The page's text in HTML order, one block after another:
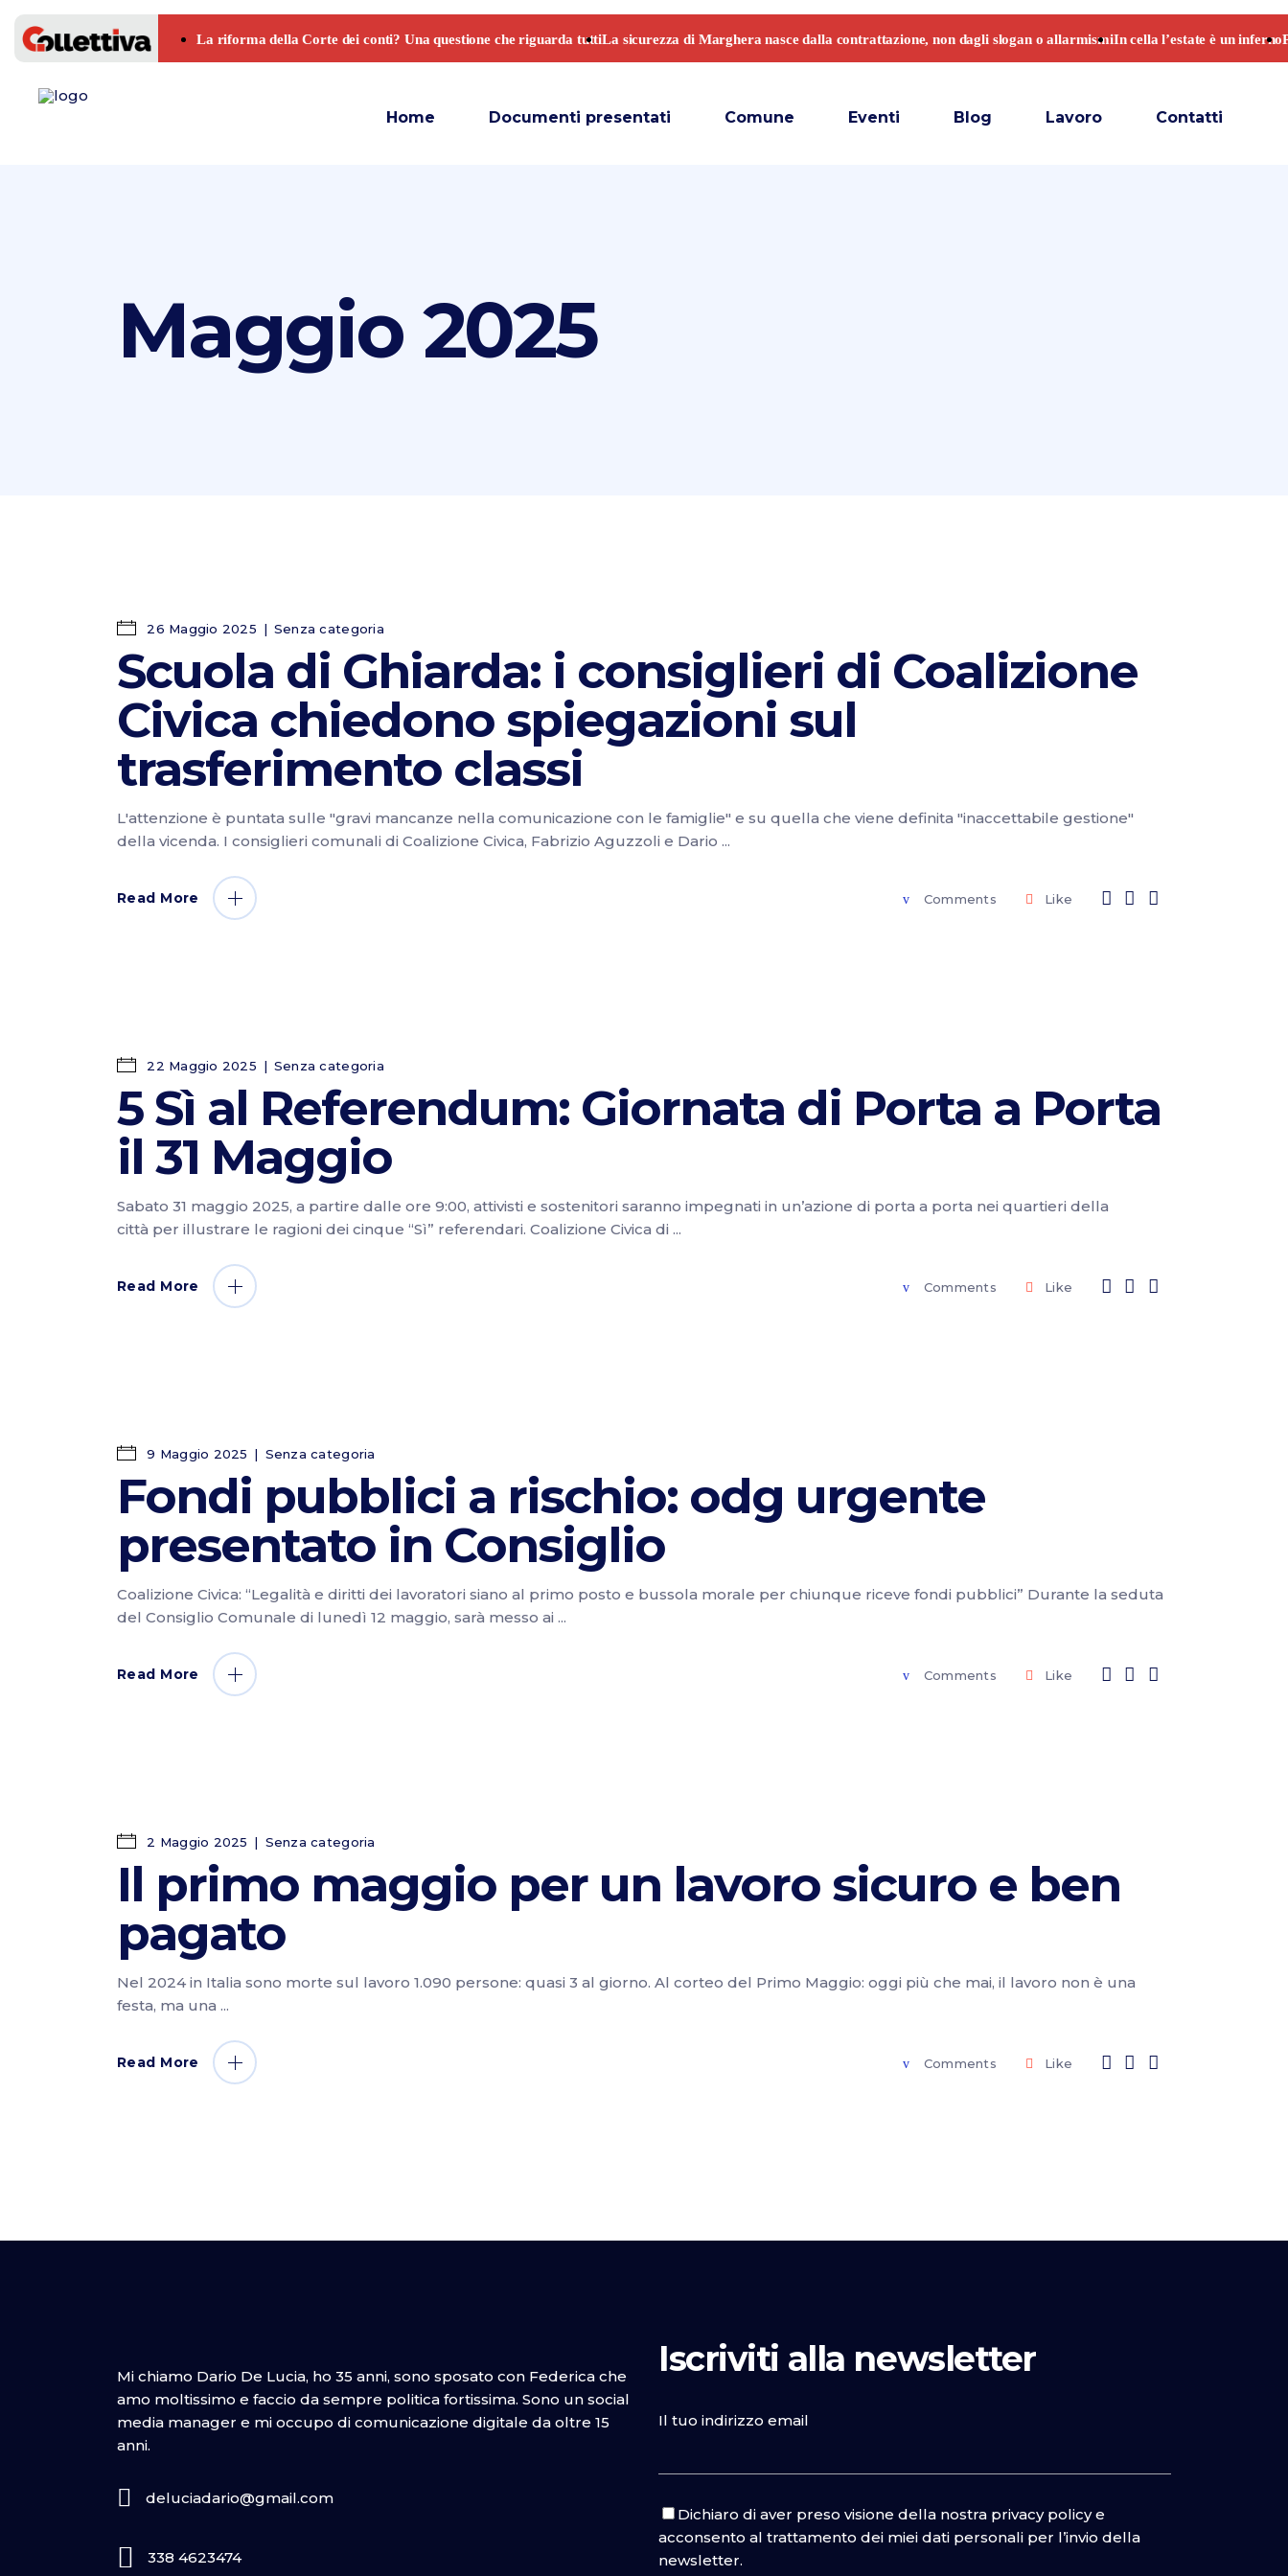
Home Documenti presentati Comune Eventi Blog Lavoro Contatti
Maggio 2025
26 Maggio 2025 Senza categoria
Scuola di Ghiarda: i consiglieri di Coalizione
Civica chiedono spiegazioni sul
trasferimento classi
L'attenzione è puntata sulle "gravi mancanze nella comunicazione con le famiglie" e su quella che viene definita "inaccettabile gestione"
della vicenda. I consiglieri comunali di Coalizione Civica, Fabrizio Aguzzoli e Dario
Read More Comments Like
22 Maggio 2025 Senza categoria
5 Sì al Referendum: Giornata di Porta a Porta
il 31 Maggio
Sabato 31 maggio 2025, a partire dalle ore 9:00, attivisti e sostenitori saranno impegnati in un’azione di porta a porta nei quartieri della
città per illustrare le ragioni dei cinque “Sì” referendari. Coalizione Civica di
Read More Comments Like
9 Maggio 2025 Senza categoria
Fondi pubblici a rischio: odg urgente
presentato in Consiglio
Coalizione Civica: “Legalità e diritti dei lavoratori siano al primo posto e bussola morale per chiunque riceve fondi pubblici” Durante la seduta
del Consiglio Comunale di lunedì 12 maggio, sarà messo ai
Read More Comments Like
2 Maggio 2025 Senza categoria
Il primo maggio per un lavoro sicuro e ben
pagato
Nel 2024 in Italia sono morte sul lavoro 1.090 persone: quasi 3 al giorno. Al corteo del Primo Maggio: oggi più che mai, il lavoro non è una
festa, ma una
Read More Comments Like
Mi chiamo Dario De Lucia, ho 35 anni, sono sposato con Federica che
amo moltissimo e faccio da sempre politica fortissima. Sono un social
media manager e mi occupo di comunicazione digitale da oltre 15
anni.
deluciadario@gmail.com
338 4623474
Iscriviti alla newsletter
Il tuo indirizzo email
Dichiaro di aver preso visione della nostra privacy policye
acconsento al trattamento dei miei dati personali per l’invio della
newsletter.